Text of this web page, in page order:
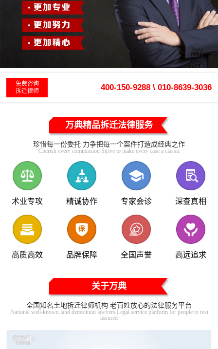
免费咨询
拆迁律师
400-150-9288 \ 010-8639-3036
万典精品拆迁法律服务
珍惜每一份委托 力争把每一个案件打造成经典之作
Cherish every commission Strive to make every case a classic
术业专攻 精诚协作 专家会诊 深查真相
高质高效 品牌保障 全国声誉 高远追求
关于万典
全国知名土地拆迁律师机构 老百姓放心的法律服务平台
National well-known land demolition lawyers Legal service platform for people to rest
assured